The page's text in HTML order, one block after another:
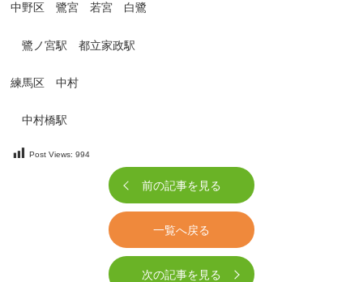
中野区 鷺宮 若宮 白鷺
鷺ノ宮駅 都立家政駅
練馬区 中村
中村橋駅
Post Views: 994
前の記事を見る
一覧へ戻る
次の記事を見る